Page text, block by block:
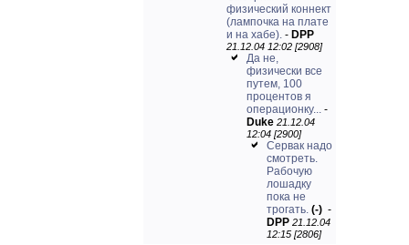
физический коннект
(лампочка на плате
и на хабе). - DPP
21.12.04 12:02 [2908]
Да не,
физически все
путем, 100
процентов я
операционку... -
Duke 21.12.04
12:04 [2900]
Сервак надо
смотреть.
Рабочую
лошадку
пока не
трогать. (-) -
DPP 21.12.04
12:15 [2806]